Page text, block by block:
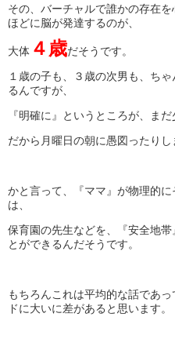
その、バーチャルで誰かの存在を
ほどに脳が発達するのが、
大体 ４歳だそうです。
１歳の子も、３歳の次男も、ち
るんですが、
『明確に』というところが、ま
だから月曜日の朝に愚図ったりし
かと言って、『ママ』が物理的
は、
保育園の先生などを、『安全地
とができるんだそうです。
もちろんこれは平均的な話であ
ドに大いに差があると思います。